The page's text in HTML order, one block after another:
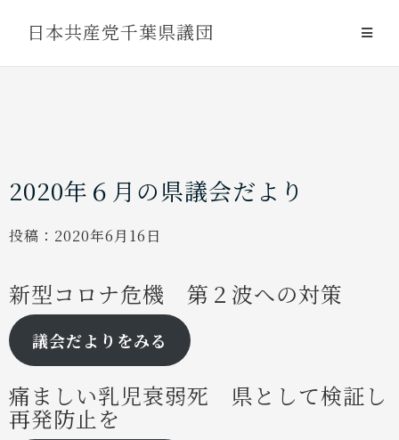
日本共産党千葉県議団
2020年６月の県議会だより
投稿： 2020年6月16日
新型コロナ危機 第２波への対策
議会だよりをみる
痛ましい乳児衰弱死 県として検証し
再発防止を